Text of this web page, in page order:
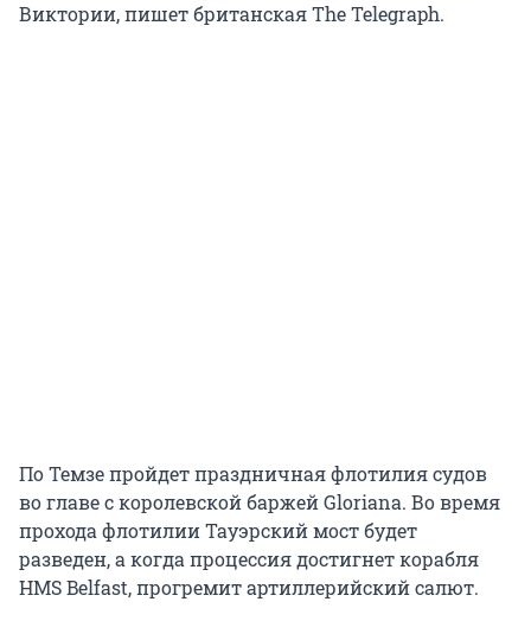
Виктории, пишет британская The Telegraph.
По Темзе пройдет праздничная флотилия судов
во главе с королевской баржей Gloriana. Во время
прохода флотилии Тауэрский мост будет
разведен, а когда процессия достигнет корабля
HMS Belfast, прогремит артиллерийский салют.